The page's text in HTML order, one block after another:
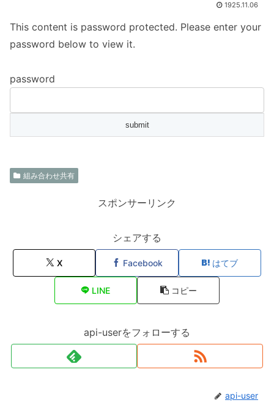
1925.11.06
This content is password protected. Please enter your
password below to view it.
password
組み合わせ共有
スポンサーリンク
シェアする
X Facebook はてブ
LINE コピー
api-userをフォローする
api-user